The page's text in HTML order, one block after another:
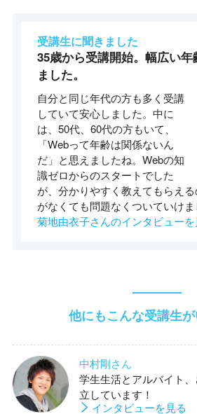
受講生に聞きました
35歳から受講開始。幅広い年
ました。
自分と同じ年代の方も多く受講
していて安心しました。中に
は、50代、60代の方もいて、
「Webって年齢は関係ないん
だ」と思えましたね。Webの知
識ゼロからのスタートでした
が、分かりやすく教えてもらえ
がなくても問題なくついていけま
菊地由衣子さんのインタビューを
他にもこんな受講生が
中村剛さん
学生生活とアルバイト
立しています！
インタビューを見る